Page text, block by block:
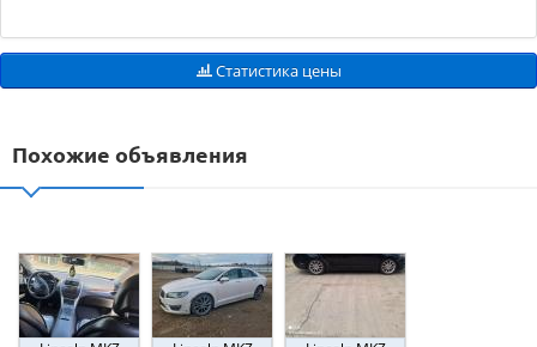
Статистика цены
Похожие объявления